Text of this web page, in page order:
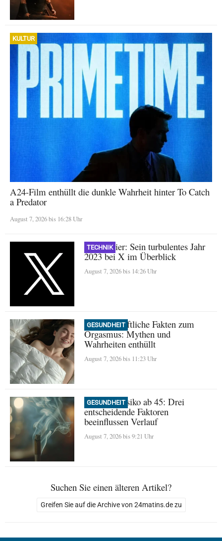
KULTUR
A24-Film enthüllt die dunkle Wahrheit hinter To Catch
a Predator
August 7, 2026 bis 16:28 Uhr
TECHNIK
Nikita Bier: Sein turbulentes Jahr
2023 bei X im Überblick
August 7, 2026 bis 14:26 Uhr
GESUNDHEIT
Wissenschaftliche Fakten zum
Orgasmus: Mythen und
Wahrheiten enthüllt
August 7, 2026 bis 11:23 Uhr
GESUNDHEIT
Demenz-Risiko ab 45: Drei
entscheidende Faktoren
beeinflussen Verlauf
August 7, 2026 bis 9:21 Uhr
Suchen Sie einen älteren Artikel?
Greifen Sie auf die Archive von 24matins.de zu